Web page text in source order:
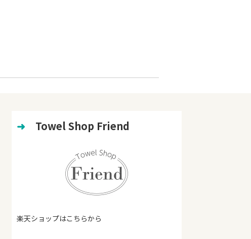
➜ Towel Shop Friend
楽天ショップはこちらから